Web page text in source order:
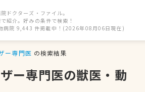
ドクターズ・ファイル。
紹介。好みの条件で検索！
病院 9,443 件掲載中！(2026年08月06日現在)
ー専門医 の検索結果
ー専門医の獣医・動